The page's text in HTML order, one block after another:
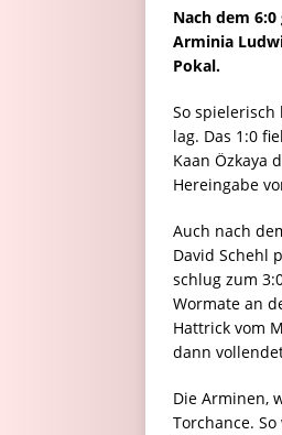
Nach dem
Arminia
Pokal.
So
lag. Das 1:0
Kaan Özkaya
Hereingabe
Auch nach
David Schehl
schlug zum
Wormate an
Hattrick vom
dann
Die Arminen,
Torchance.